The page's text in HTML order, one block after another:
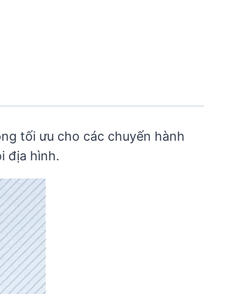
tối ưu cho các chuyến hành
địa hình.